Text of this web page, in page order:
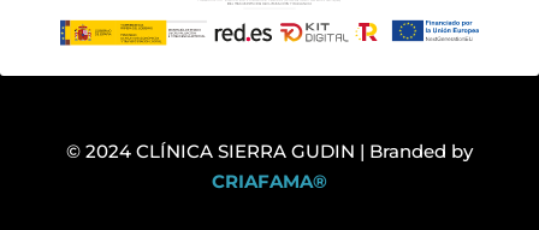
© 2024 CLÍNICA SIERRA GUDIN | Branded by
CRIAFAMA®